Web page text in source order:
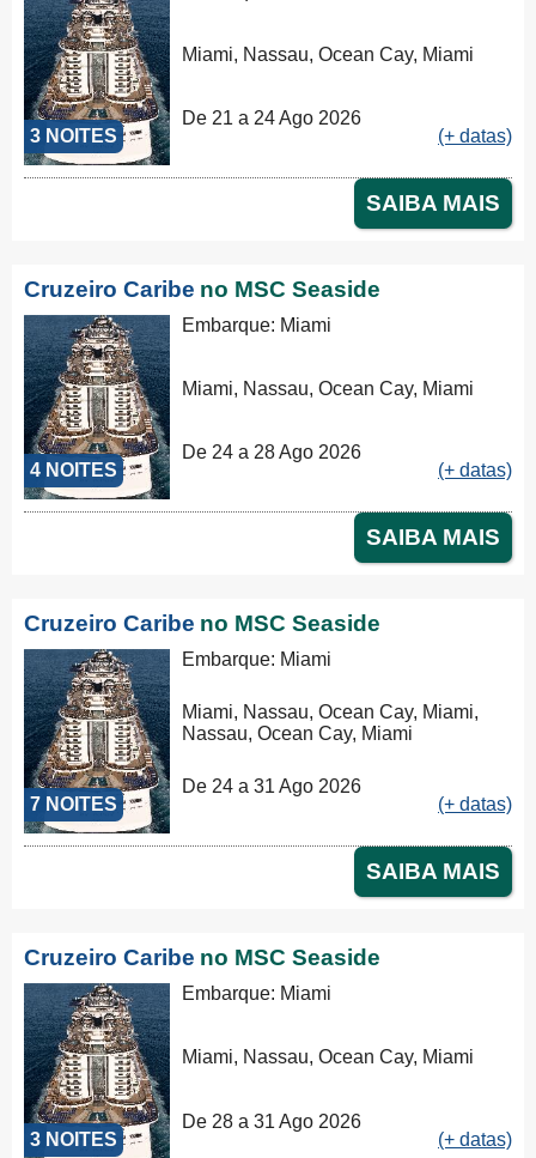
3 NOITES
Miami, Nassau, Ocean Cay, Miami
De 21 a 24 Ago 2026
(+ datas)
SAIBA MAIS
Cruzeiro Caribe no MSC Seaside
4 NOITES
Embarque: Miami
Miami, Nassau, Ocean Cay, Miami
De 24 a 28 Ago 2026
(+ datas)
SAIBA MAIS
Cruzeiro Caribe no MSC Seaside
7 NOITES
Embarque: Miami
Miami, Nassau, Ocean Cay, Miami,
Nassau, Ocean Cay, Miami
De 24 a 31 Ago 2026
(+ datas)
SAIBA MAIS
Cruzeiro Caribe no MSC Seaside
3 NOITES
Embarque: Miami
Miami, Nassau, Ocean Cay, Miami
De 28 a 31 Ago 2026
(+ datas)